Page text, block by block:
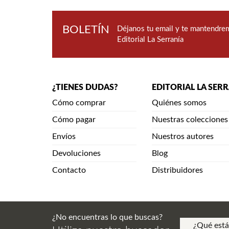
BOLETÍN
Déjanos tu email y te
Editorial La Serranía
¿TIENES DUDAS?
Cómo comprar
Cómo pagar
Envíos
Devoluciones
Contacto
EDITORIAL LA
Quiénes somos
Nuestras colecciones
Nuestros autores
Blog
Distribuidores
¿No encuentras lo que buscas?